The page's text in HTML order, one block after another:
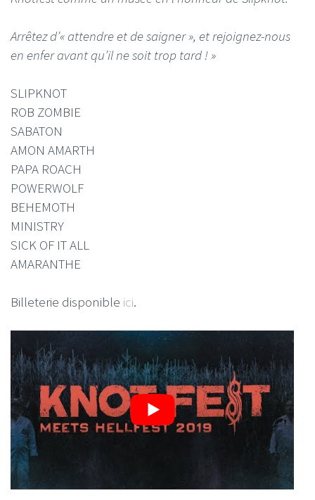
Arrêtez d’« attendre et de saigner », et rejoignez-nous
en enfer avant qu’il ne soit trop tard ! »
SLIPKNOT
ROB ZOMBIE
SABATON
AMON AMARTH
PAPA ROACH
POWERWOLF
BEHEMOTH
MINISTRY
SICK OF IT ALL
AMARANTHE
Billeterie disponible ici.